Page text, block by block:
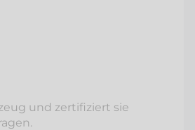
und zertifiziert sie